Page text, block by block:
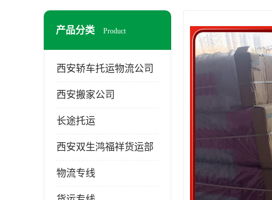
产品分类 Product
西安轿车托运物流公司
西安搬家公司
长途托运
西安双生鸿福祥货运部
物流专线